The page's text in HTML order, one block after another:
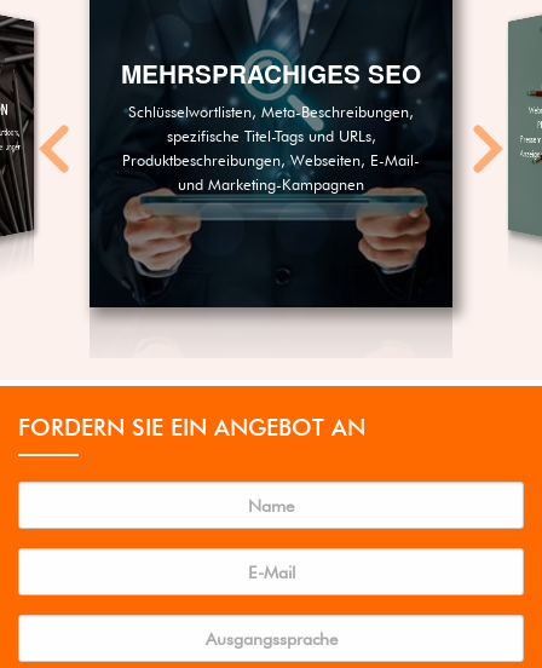
MEHRSPRACHIGES SEO
Schlüsselwortlisten, Meta-Beschreibungen,
spezifische Titel-Tags und URLs,
Produktbeschreibungen, Webseiten, E-Mail-
und Marketing-Kampagnen
FORDERN SIE EIN ANGEBOT AN